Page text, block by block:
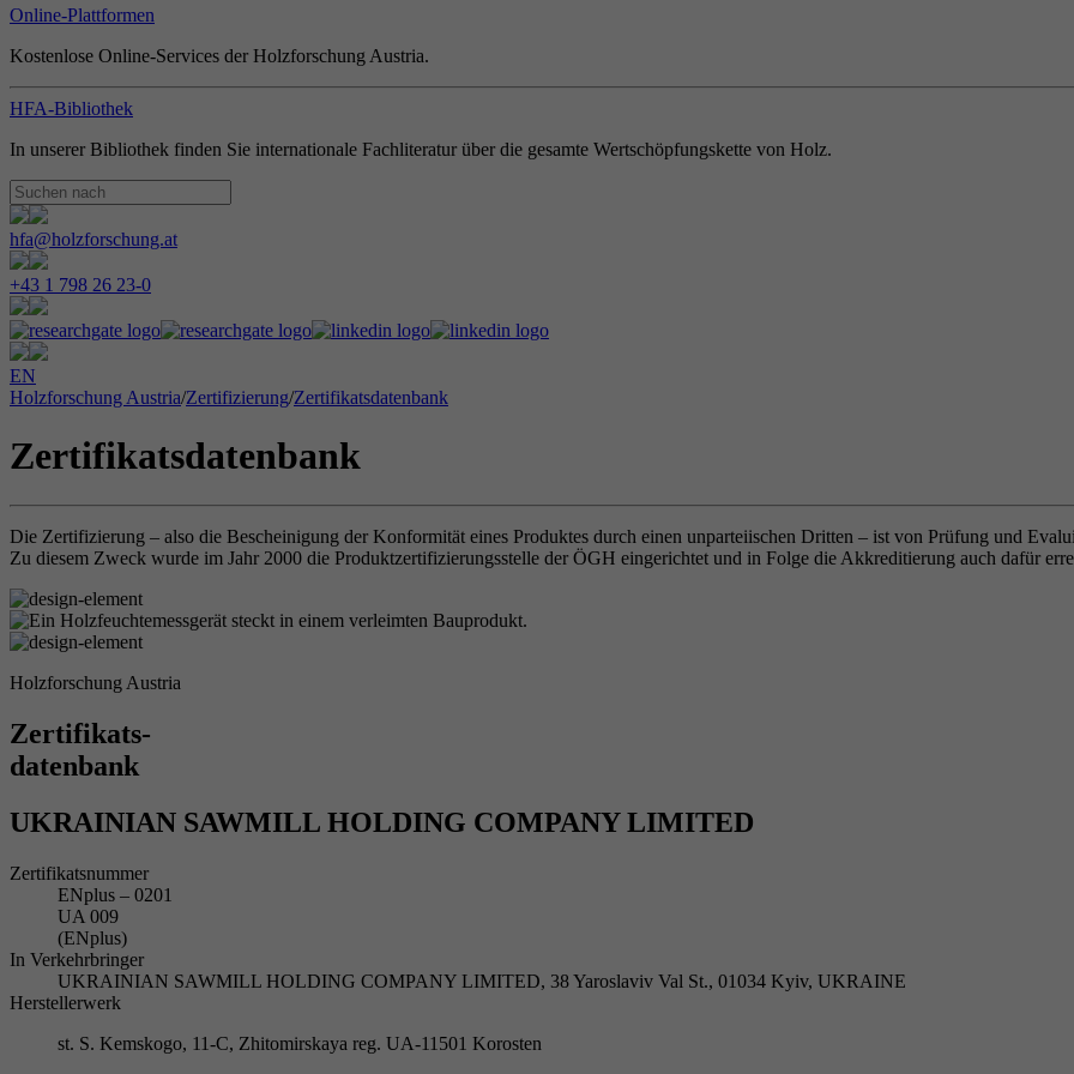
Online-Plattformen
Kostenlose Online-Services der Holzforschung Austria.
HFA-Bibliothek
In unserer Bibliothek finden Sie internationale Fachliteratur über die gesamte Wertschöpfungskette von Holz.
hfa@holzforschung.at
+43 1 798 26 23-0
EN
Holzforschung Austria/Zertifizierung/Zertifikatsdatenbank
Zertifikatsdatenbank
Die Zertifizierung – also die Bescheinigung der Konformität eines Produktes durch einen unparteiischen Dritten – ist von Prüfung und
Zu diesem Zweck wurde im Jahr 2000 die Produktzertifizierungsstelle der ÖGH eingerichtet und in Folge die Akkreditierung auch dafür
Holzforschung Austria
Zertifikats-
datenbank
UKRAINIAN SAWMILL HOLDING COMPANY LIMITED
Zertifikatsnummer
ENplus – 0201
UA 009
(ENplus)
In Verkehrbringer
UKRAINIAN SAWMILL HOLDING COMPANY LIMITED, 38 Yaroslaviv Val St., 01034 Kyiv, UKRAINE
Herstellerwerk
st. S. Kemskogo, 11-C, Zhitomirskaya reg. UA-11501 Korosten